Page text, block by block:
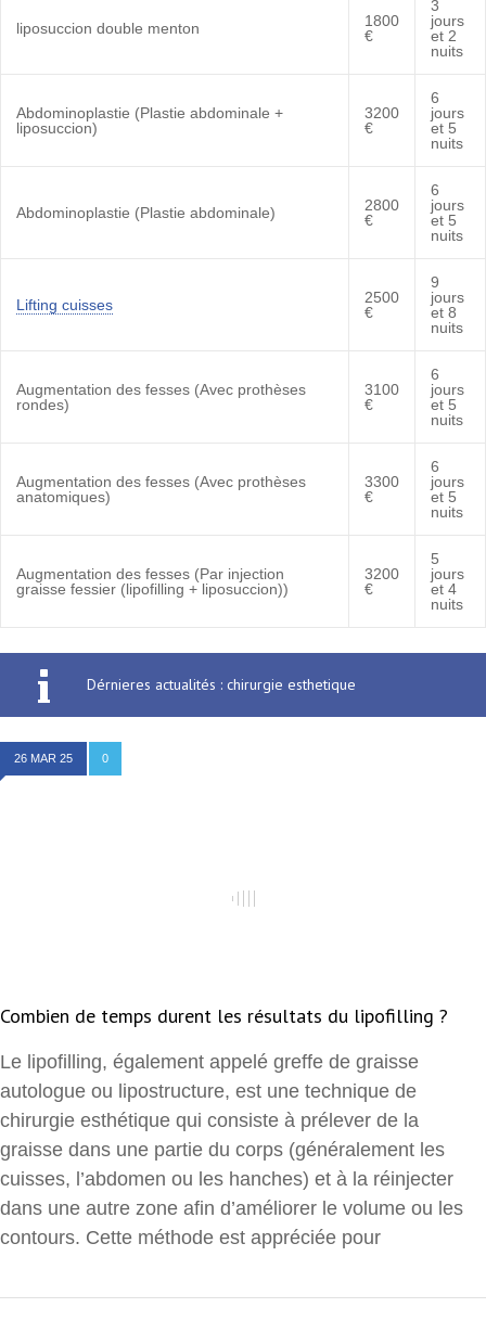
liposuccion double menton
1800
€
3
jours
et 2
nuits
Abdominoplastie (Plastie abdominale +
liposuccion)
3200
€
6
jours
et 5
nuits
Abdominoplastie (Plastie abdominale)
2800
€
6
jours
et 5
nuits
Lifting cuisses
2500
€
9
jours
et 8
nuits
Augmentation des fesses (Avec prothèses
rondes)
3100
€
6
jours
et 5
nuits
Augmentation des fesses (Avec prothèses
anatomiques)
3300
€
6
jours
et 5
nuits
Augmentation des fesses (Par injection
graisse fessier (lipofilling + liposuccion))
3200
€
5
jours
et 4
nuits
Dérnieres actualités : chirurgie esthetique
26 MAR 25 0
Combien de temps durent les résultats du lipofilling ?
Le lipofilling, également appelé greffe de graisse
autologue ou lipostructure, est une technique de
chirurgie esthétique qui consiste à prélever de la
graisse dans une partie du corps (généralement les
cuisses, l’abdomen ou les hanches) et à la réinjecter
dans une autre zone afin d’améliorer le volume ou les
contours. Cette méthode est appréciée pour